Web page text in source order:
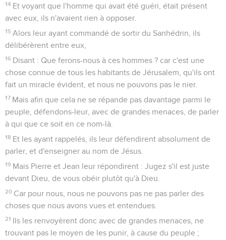
14 Et voyant que l'homme qui avait été guéri, était présent
avec eux, ils n'avaient rien à opposer.
15 Alors leur ayant commandé de sortir du Sanhédrin, ils
délibérèrent entre eux,
16 Disant : Que ferons-nous à ces hommes ? car c'est une
chose connue de tous les habitants de Jérusalem, qu'ils ont
fait un miracle évident, et nous ne pouvons pas le nier.
17 Mais afin que cela ne se répande pas davantage parmi le
peuple, défendons-leur, avec de grandes menaces, de parler
à qui que ce soit en ce nom-là.
18 Et les ayant rappelés, ils leur défendirent absolument de
parler, et d'enseigner au nom de Jésus.
19 Mais Pierre et Jean leur répondirent : Jugez s'il est juste
devant Dieu, de vous obéir plutôt qu'à Dieu.
20 Car pour nous, nous ne pouvons pas ne pas parler des
choses que nous avons vues et entendues.
21 Ils les renvoyèrent donc avec de grandes menaces, ne
trouvant pas le moyen de les punir, à cause du peuple ;